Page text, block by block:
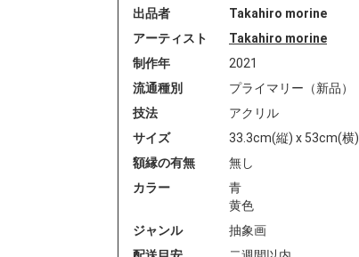
出品者
Takahiro morine
アーティスト
Takahiro morine
制作年
2021
流通種別
プライマリー（新品）
技法
アクリル
サイズ
33.3cm(縦) x 53cm(横)
額縁の有無
無し
カラー
青
黄色
ジャンル
抽象画